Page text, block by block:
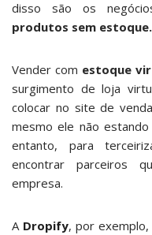
disso são os
produtos sem estoque.
Vender com estoque
surgimento de loja
colocar no site de
mesmo ele não
entanto, para
encontrar parceiros
empresa.
A Dropify, por